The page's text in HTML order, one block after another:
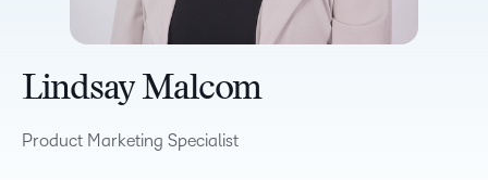
Lindsay Malcom
Product Marketing Specialist